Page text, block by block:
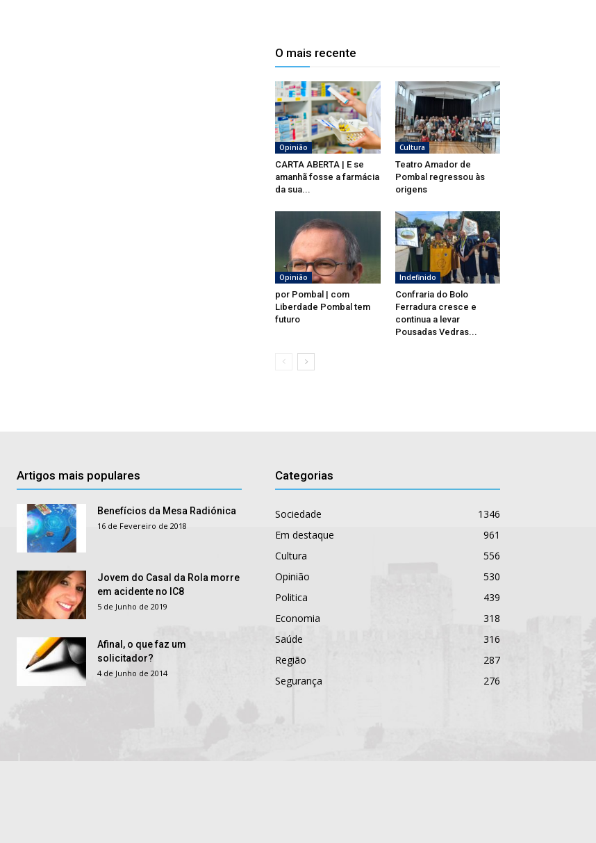
O mais recente
Opinião
CARTA ABERTA | E se
amanhã fosse a farmácia
da sua...
Cultura
Teatro Amador de
Pombal regressou às
origens
Opinião
por Pombal | com
Liberdade Pombal tem
futuro
Indefinido
Confraria do Bolo
Ferradura cresce e
continua a levar
Pousadas Vedras...
Artigos mais populares
Benefícios da Mesa Radiónica
16 de Fevereiro de 2018
Jovem do Casal da Rola morre
em acidente no IC8
5 de Junho de 2019
Afinal, o que faz um
solicitador?
4 de Junho de 2014
Categorias
Sociedade
1346
Em destaque
961
Cultura
556
Opinião
530
Politica
439
Economia
318
Saúde
316
Região
287
Segurança
276